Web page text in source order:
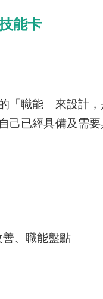
能卡
「職能」來設計
己已經具備及需
善、職能盤點